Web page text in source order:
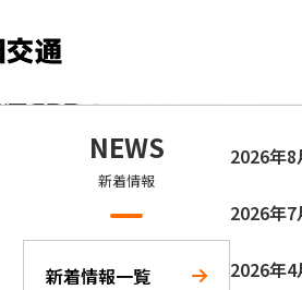
様の足、
交通
、「各種タクシー」「貸切バス」「空
を通じて、地域の皆様の「足」として
様の足、
交通
、「各種タクシー」「貸切バス」「空
を通じて、地域の皆様の「足」として
NEWS
新着情報
新着情報一覧
2026年
2026年
2026年